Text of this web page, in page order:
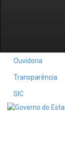
Ouvidoria
Transparência
SIC